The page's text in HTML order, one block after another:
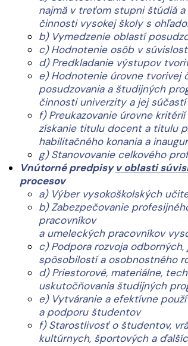
najmä v treťom stupni štúdiá
činnosti vysokej školy s
b) Vymedzenie oblastí
c) Hodnotenie osôb v
d) Predkladanie výstupov
e) Hodnotenie úrovne tvorivej
posudzovania a študijných
činnosti univerzity a jej súčastí
f) Preukazovanie úrovne
získanie titulu docent a titulu
habilitačného konania a
g) Stanovovanie celkového
Vnútorné predpisyv oblasti
procesov
a) Výber vysokoškolských
b) Zabezpečovanie
pracovníkov
a umeleckých pracovníkov
c) Podpora rozvoja
spôsobilostí a osobnostného
d) Priestorové, materiálne,
uskutočňovania študijných
e) Vytváranie a efektívne
a podporu študentov
f) Starostlivosť o študentov,
kultúrnych, športových a